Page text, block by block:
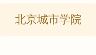
北京城市学院